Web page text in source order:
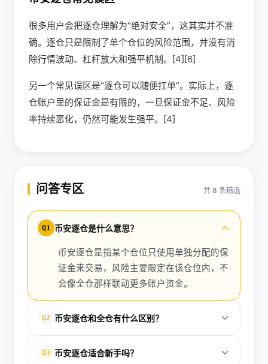
很多用户会把逐仓理解为“绝对安全”，这其实并不准
确。逐仓只是限制了单个仓位的风险范围，并没有消
除行情波动、杠杆放大和强平机制。[4][6]
另一个常见误区是“逐仓可以随便扛单”。实际上，逐
仓账户里的保证金是有限的，一旦保证金不足、风险
率持续恶化，仍然可能发生强平。[4]
问答专区 共 8 条精选
Q1 币安逐仓是什么意思？
币安逐仓是指某个仓位只使用单独分配的保
证金来交易，风险主要限定在该仓位内，不
会像全仓那样联动更多账户资金。
Q2 币安逐仓和全仓有什么区别？
共同作为抵押品，资金效率更高，但风险传导也更
Q3 币安逐仓适合新手吗？